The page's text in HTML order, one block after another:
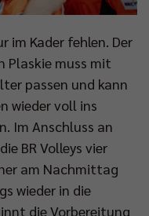
im Kader fehlen. Der
Plaskie muss mit
passen und kann
wieder voll ins
Im Anschluss an
BR Volleys vier
am Nachmittag
wieder in die
die Vorbereitung